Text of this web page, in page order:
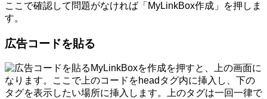
ここで確認して問題がなければ「MyLinkBox作成」を押しま
す。
広告コードを貼る
MyLinkBoxを作成を押すと、上の画面に
なります。ここで上のコードをheadタグ内に挿入し、下の
タグを表示したい場所に挿入します。上のタグは一回一律で